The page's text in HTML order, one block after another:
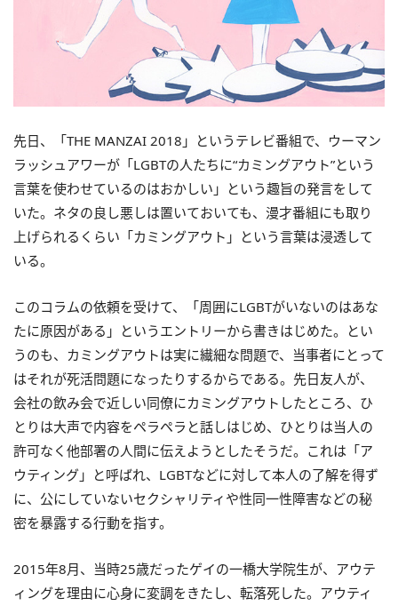
先日、「THE MANZAI 2018」というテレビ番組で、ウーマン
ラッシュアワーが「LGBTの人たちに“カミングアウト”という
言葉を使わせているのはおかしい」という趣旨の発言をして
いた。ネタの良し悪しは置いておいても、漫才番組にも取り
上げられるくらい「カミングアウト」という言葉は浸透して
いる。
このコラムの依頼を受けて、「周囲にLGBTがいないのはあな
たに原因がある」というエントリーから書きはじめた。とい
うのも、カミングアウトは実に繊細な問題で、当事者にとって
はそれが死活問題になったりするからである。先日友人が、
会社の飲み会で近しい同僚にカミングアウトしたところ、ひ
とりは大声で内容をペラペラと話しはじめ、ひとりは当人の
許可なく他部署の人間に伝えようとしたそうだ。これは「ア
ウティング」と呼ばれ、LGBTなどに対して本人の了解を得ず
に、公にしていないセクシャリティや性同一性障害などの秘
密を暴露する行動を指す。
2015年8月、当時25歳だったゲイの一橋大学院生が、アウテ
ィングを理由に心身に変調をきたし、転落死した。アウティ